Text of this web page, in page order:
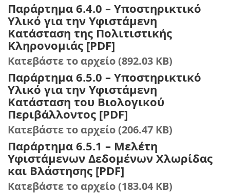
Παράρτημα 6.4.0 – Υποστηρικτικό
Υλικό για την Υφιστάμενη
Κατάσταση της Πολιτιστικής
Κληρονομιάς [PDF]
Κατεβάστε το αρχείο (892.03 KB)
Παράρτημα 6.5.0 – Υποστηρικτικό
Υλικό για την Υφιστάμενη
Κατάσταση του Βιολογικού
Περιβάλλοντος [PDF]
Κατεβάστε το αρχείο (206.47 KB)
Παράρτημα 6.5.1 – Μελέτη
Υφιστάμενων Δεδομένων Χλωρίδας
και Βλάστησης [PDF]
Κατεβάστε το αρχείο (183.04 KB)